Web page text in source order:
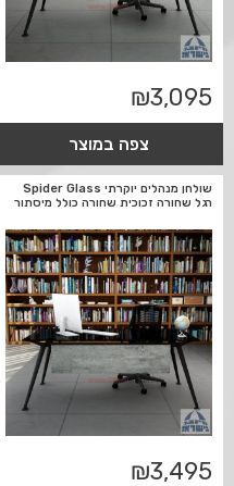
₪3,095
צפה במוצר
שולחן מנהלים יוקרתי Spider Glass
רגל שחורה זכוכית שחורה כולל מיסתור
₪3,495